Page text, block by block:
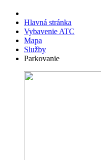
Hlavná stránka
Vybavenie ATC
Mapa
Služby
Parkovanie